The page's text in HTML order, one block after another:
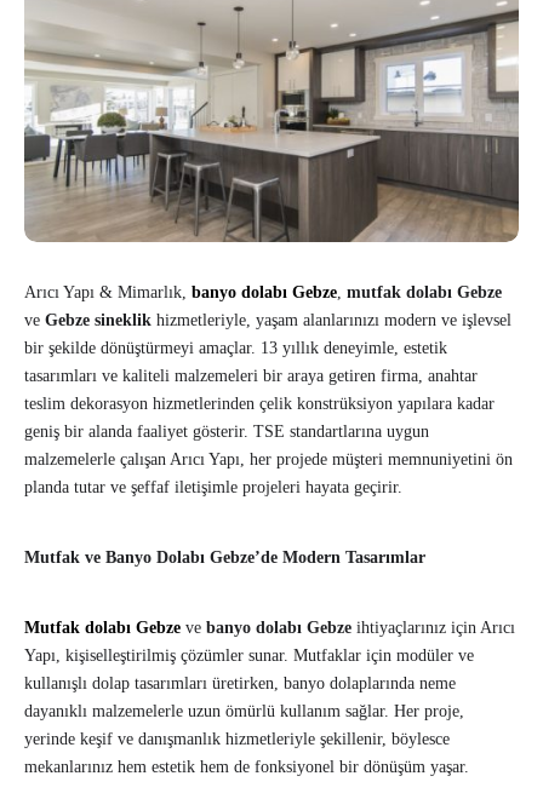
Arıcı Yapı & Mimarlık, banyo dolabı Gebze, mutfak dolabı Gebze
ve Gebze sineklik hizmetleriyle, yaşam alanlarınızı modern ve işlevsel
bir şekilde dönüştürmeyi amaçlar. 13 yıllık deneyimle, estetik
tasarımları ve kaliteli malzemeleri bir araya getiren firma, anahtar
teslim dekorasyon hizmetlerinden çelik konstrüksiyon yapılara kadar
geniş bir alanda faaliyet gösterir. TSE standartlarına uygun
malzemelerle çalışan Arıcı Yapı, her projede müşteri memnuniyetini ön
planda tutar ve şeffaf iletişimle projeleri hayata geçirir.
Mutfak ve Banyo Dolabı Gebze’de Modern Tasarımlar
Mutfak dolabı Gebze ve banyo dolabı Gebze ihtiyaçlarınız için Arıcı
Yapı, kişiselleştirilmiş çözümler sunar. Mutfaklar için modüler ve
kullanışlı dolap tasarımları üretirken, banyo dolaplarında neme
dayanıklı malzemelerle uzun ömürlü kullanım sağlar. Her proje,
yerinde keşif ve danışmanlık hizmetleriyle şekillenir, böylesce
mekanlarınız hem estetik hem de fonksiyonel bir dönüşüm yaşar.